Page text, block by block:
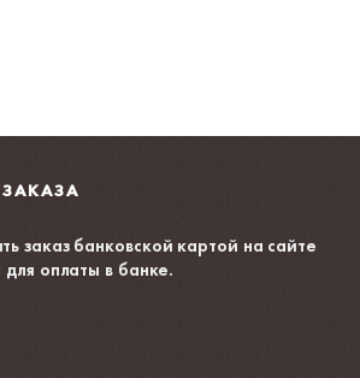
заказ банковской картой на сайте
для оплаты в банке.